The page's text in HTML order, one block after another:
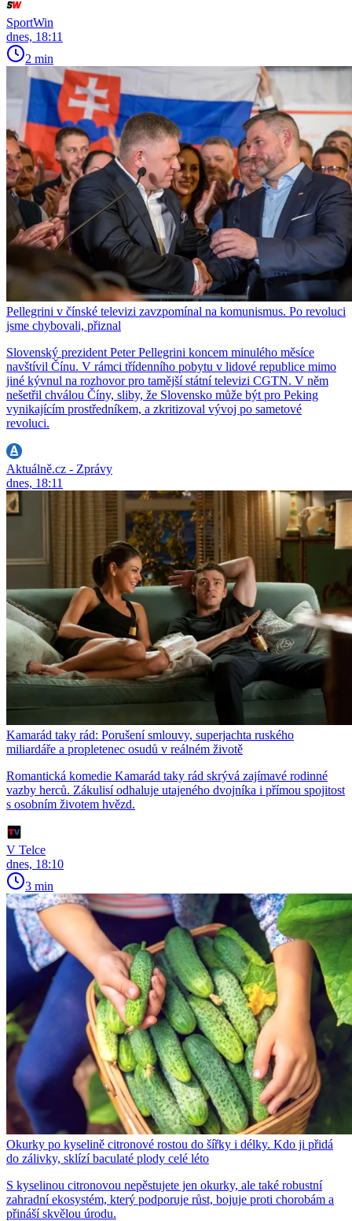
SportWin
dnes, 18:11
2 min
Pellegrini v čínské televizi zavzpomínal na komunismus. Po revoluci
jsme chybovali, přiznal
Slovenský prezident Peter Pellegrini koncem minulého měsíce
navštívil Čínu. V rámci třídenního pobytu v lidové republice mimo
jiné kývnul na rozhovor pro tamější státní televizi CGTN. V něm
nešetřil chválou Číny, sliby, že Slovensko může být pro Peking
vynikajícím prostředníkem, a zkritizoval vývoj po sametové
revoluci.
Aktuálně.cz - Zprávy
dnes, 18:11
Kamarád taky rád: Porušení smlouvy, superjachta ruského
miliardáře a propletenec osudů v reálném životě
Romantická komedie Kamarád taky rád skrývá zajímavé rodinné
vazby herců. Zákulisí odhaluje utajeného dvojníka i přímou spojitost
s osobním životem hvězd.
V Telce
dnes, 18:10
3 min
Okurky po kyselině citronové rostou do šířky i délky. Kdo ji přidá
do zálivky, sklízí baculaté plody celé léto
S kyselinou citronovou nepěstujete jen okurky, ale také robustní
zahradní ekosystém, který podporuje růst, bojuje proti chorobám a
přináší skvělou úrodu.